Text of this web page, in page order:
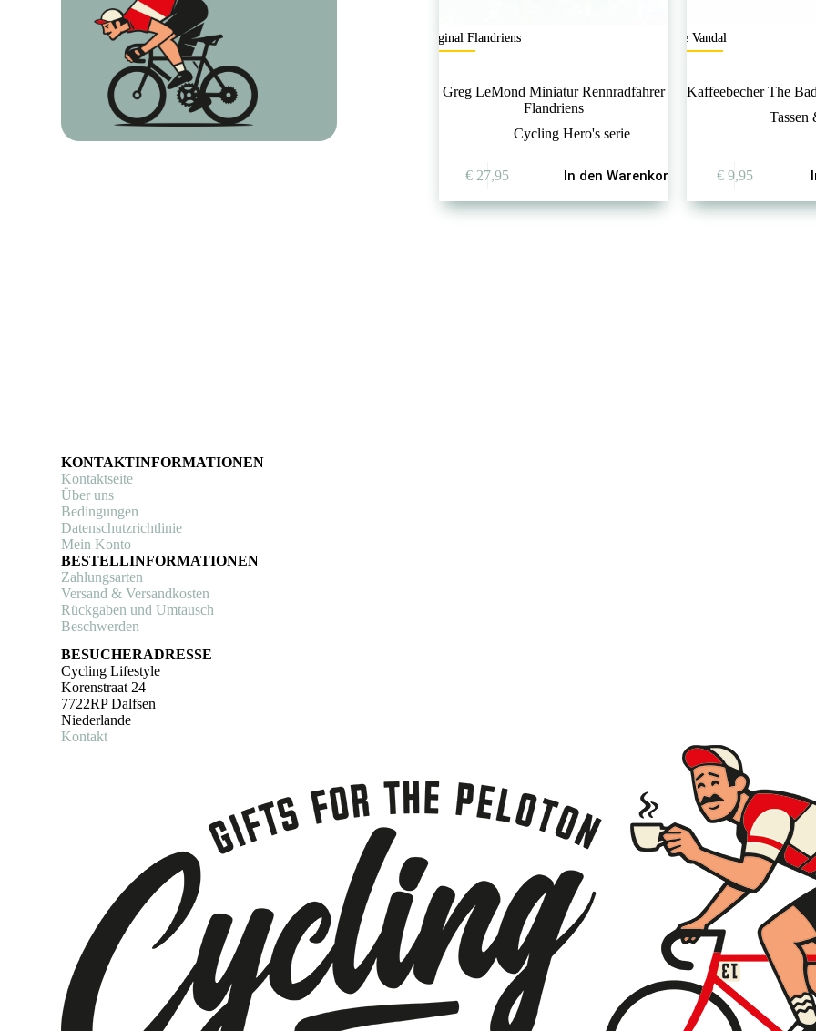
Original Flandriens
Greg LeMond Miniatur Rennradfahrer
Flandriens
Cycling Hero's serie
€ 27,95 In den Warenkorb
The Vandal
Kaffeebecher The
Tassen
€9,95
KONTAKTINFORMATIONEN
Kontaktseite
Über uns
Bedingungen
Datenschutzrichtlinie
Mein Konto
BESTELLINFORMATIONEN
Zahlungsarten
Versand & Versandkosten
Rückgaben und Umtausch
Beschwerden
BESUCHERADRESSE
Cycling Lifestyle
Korenstraat 24
7722RP Dalfsen
Niederlande
Kontakt